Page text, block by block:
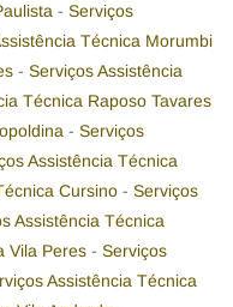
- Serviços
Técnica Morumbi
- Serviços Assistência
Técnica Raposo Tavares
- Serviços
Assistência Técnica
Cursino - Serviços
Assistência Técnica
Vila Peres - Serviços
Assistência Técnica